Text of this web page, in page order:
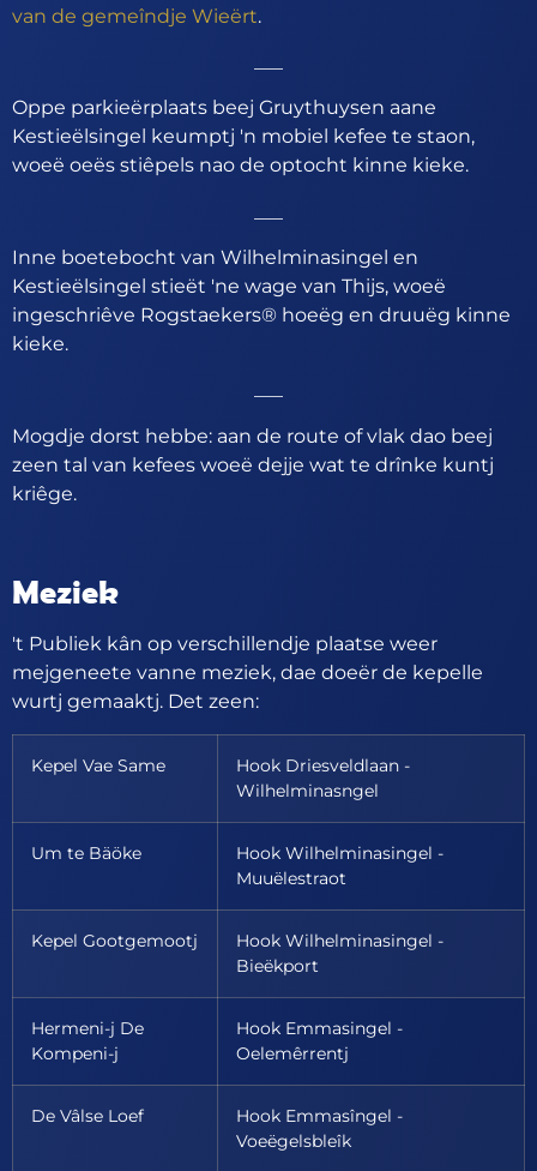
van de gemeîndje Wieërt.
Oppe parkieërplaats beej Gruythuysen aane
Kestieëlsingel keumptj 'n mobiel kefee te staon,
woeë oeës stiêpels nao de optocht kinne kieke.
Inne boetebocht van Wilhelminasingel en
Kestieëlsingel stieët 'ne wage van Thijs, woeë
ingeschriêve Rogstaekers® hoeëg en druuëg kinne
kieke.
Mogdje dorst hebbe: aan de route of vlak dao beej
zeen tal van kefees woeë dejje wat te drînke kuntj
kriêge.
Meziek
't Publiek kân op verschillendje plaatse weer
mejgeneete vanne meziek, dae doeër de kepelle
wurtj gemaaktj. Det zeen:
Kepel Vae Same
Hook Driesveldlaan -
Wilhelminasngel
Um te Bäöke
Hook Wilhelminasingel -
Muuëlestraot
Kepel Gootgemootj
Hook Wilhelminasingel -
Bieëkport
Hermeni-j De
Kompeni-j
Hook Emmasingel -
Oelemêrrentj
De Vâlse Loef
Hook Emmasîngel -
Voeëgelsbleîk